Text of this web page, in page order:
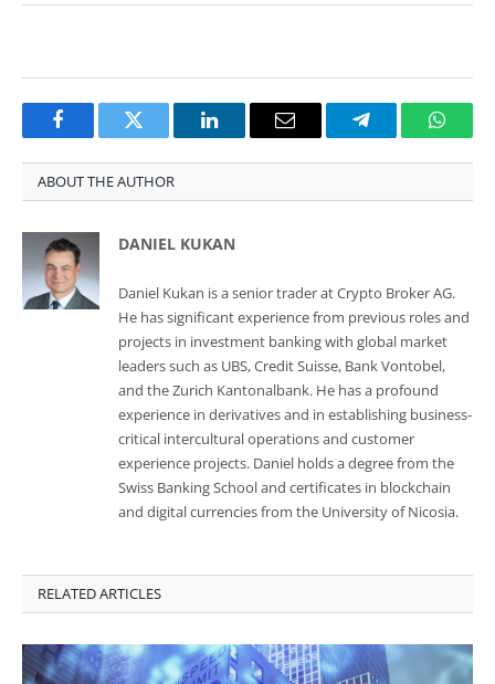
FacebookTwitter LinkedInEmail Telegram
ABOUT THE AUTHOR
DANIEL KUKAN
Daniel Kukan is a senior trader at Crypto Broker AG.
He has significant experience from previous roles and
projects in investment banking with global market
leaders such as UBS, Credit Suisse, Bank Vontobel,
and the Zurich Kantonalbank. He has a profound
experience in derivatives and in establishing business-
critical intercultural operations and customer
experience projects. Daniel holds a degree from the
Swiss Banking School and certificates in blockchain
and digital currencies from the University of Nicosia.
RELATED ARTICLES